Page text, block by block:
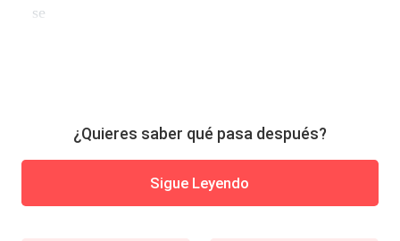
se
¿Quieres saber qué pasa después?
Sigue Leyendo